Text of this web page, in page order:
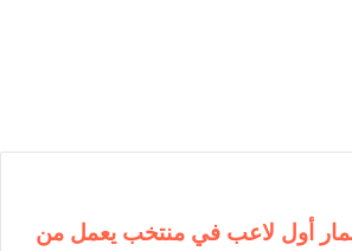
أول لاعب في منتخب يعمل من